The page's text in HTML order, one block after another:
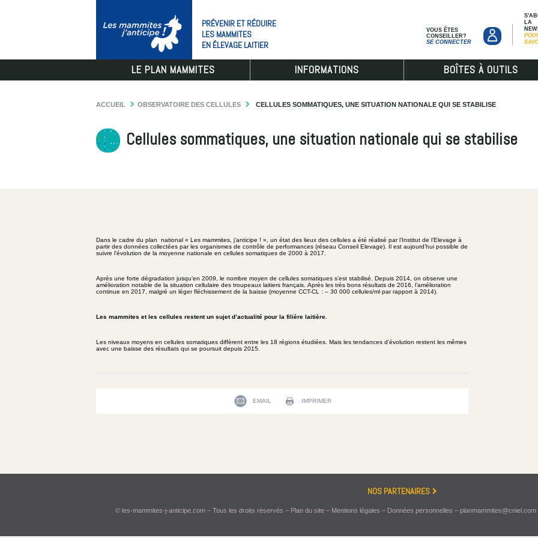
PRÉVENIR ET RÉDUIRE
LES MAMMITES
EN ÉLEVAGE LAITIER
VOUS ÊTES
CONSEILLER?
SE CONNECTER
LA
LE PLAN MAMMITES INFORMATIONS BOÎTES À OUTILS
ACCUEIL OBSERVATOIRE DES CELLULES CELLULES SOMMATIQUES, UNE SITUATION NATIONALE QUI SE STABILISE
Cellules sommatiques, une situation nationale qui se stabilise
Dans le cadre du plan national « Les mammites, j’anticipe ! », un état des lieux des cellules a été réalisé par l’Institut de l’Elevage à
partir des données collectées par les organismes de contrôle de performances (réseau Conseil Elevage). Il est aujourd’hui possible de
suivre l’évolution de la moyenne nationale en cellules somatiques de 2000 à 2017.
Après une forte dégradation jusqu’en 2009, le nombre moyen de cellules somatiques s’est stabilisé. Depuis 2014, on observe une
amélioration notable de la situation cellulaire des troupeaux laitiers français. Après les très bons résultats de 2016, l’amélioration
continue en 2017, malgré un léger fléchissement de la baisse (moyenne CCT-CL : – 30 000 cellules/ml par rapport à 2014).
Les mammites et les cellules restent un sujet d’actualité pour la filière laitière.
Les niveaux moyens en cellules somatiques diffèrent entre les 18 régions étudiées. Mais les tendances d’évolution restent les mêmes
avec une baisse des résultats qui se poursuit depuis 2015.
EMAIL IMPRIMER
NOS PARTENAIRES
© les-mammites-j-anticipe.com – Tous les droits réservés – Plan du site– Mentions légales – Données personnelles – planmammites@cniel.com